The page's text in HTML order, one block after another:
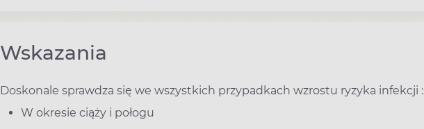
Wskazania
Doskonale sprawdza się we wszystkich przypadkach wzrostu ryzyka infekcji :
W okresie ciąży i połogu